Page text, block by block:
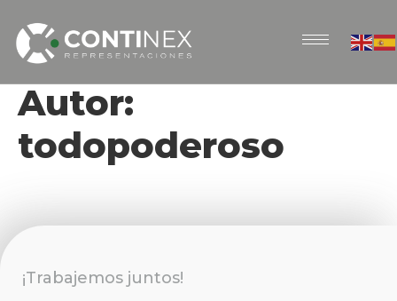
Autor:
todopoderoso
¡Trabajemos juntos!